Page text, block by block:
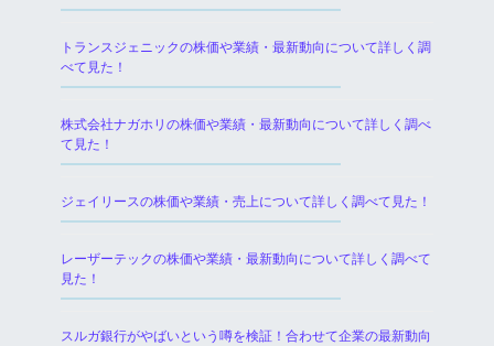
トランスジェニックの株価や業績・最新動向について詳しく調
べて見た！
株式会社ナガホリの株価や業績・最新動向について詳しく調べ
て見た！
ジェイリースの株価や業績・売上について詳しく調べて見た！
レーザーテックの株価や業績・最新動向について詳しく調べて
見た！
スルガ銀行がやばいという噂を検証！合わせて企業の最新動向